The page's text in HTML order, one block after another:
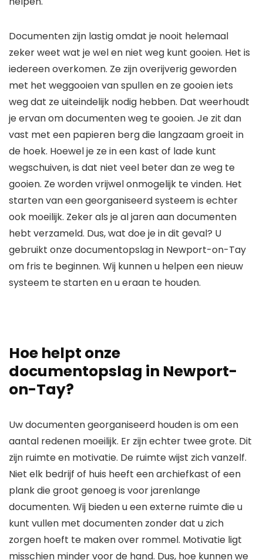
Documenten zijn lastig omdat je nooit helemaal
zeker weet wat je wel en niet weg kunt gooien. Het is
iedereen overkomen. Ze zijn overijverig geworden
met het weggooien van spullen en ze gooien iets
weg dat ze uiteindelijk nodig hebben. Dat weerhoudt
je ervan om documenten weg te gooien. Je zit dan
vast met een papieren berg die langzaam groeit in
de hoek. Hoewel je ze in een kast of lade kunt
wegschuiven, is dat niet veel beter dan ze weg te
gooien. Ze worden vrijwel onmogelijk te vinden. Het
starten van een georganiseerd systeem is echter
ook moeilijk. Zeker als je al jaren aan documenten
hebt verzameld. Dus, wat doe je in dit geval? U
gebruikt onze documentopslag in Newport-on-Tay
om fris te beginnen. Wij kunnen u helpen een nieuw
systeem te starten en u eraan te houden.
Hoe helpt onze
documentopslag in Newport-
on-Tay?
Uw documenten georganiseerd houden is om een ​​
aantal redenen moeilijk. Er zijn echter twee grote. Dit
zijn ruimte en motivatie. De ruimte wijst zich vanzelf.
Niet elk bedrijf of huis heeft een archiefkast of een
plank die groot genoeg is voor jarenlange
documenten. Wij bieden u een externe ruimte die u
kunt vullen met documenten zonder dat u zich
zorgen hoeft te maken over rommel. Motivatie ligt
misschien minder voor de hand. Dus, hoe kunnen we